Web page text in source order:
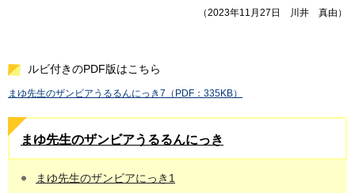
（2023年11月27日 川井 真由）
ルビ付きのPDF版はこちら
まゆ先生のザンビアうるるんにっき7（PDF：335KB）
まゆ先生のザンビアうるるんにっき
まゆ先生のザンビアにっき1